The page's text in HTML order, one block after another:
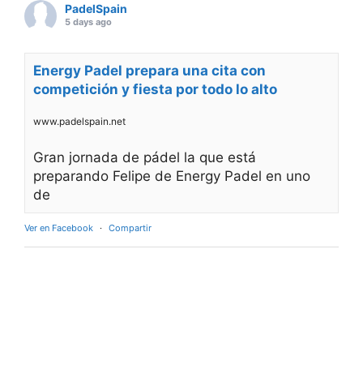
PadelSpain
5 days ago
Energy Padel prepara una cita con
competición y fiesta por todo lo alto
www.padelspain.net
Gran jornada de pádel la que está
preparando Felipe de Energy Padel en uno
de
Ver en Facebook · Compartir